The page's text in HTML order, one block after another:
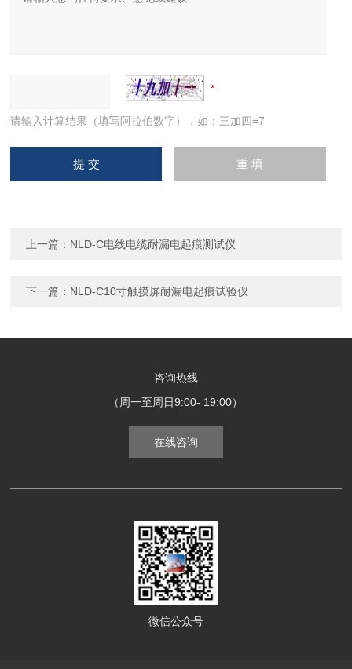
请输入计算结果（填写阿拉伯数字），如：三加四=7
上一篇： NLD-C电线电缆耐漏电起痕测试仪
下一篇： NLD-C10寸触摸屏耐漏电起痕试验仪
咨询热线
（周一至周日9:00- 19:00）
在线咨询
微信公众号